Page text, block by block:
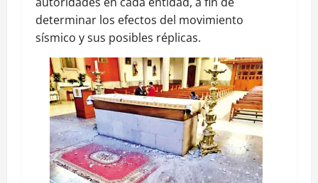
determinar los efectos del movimiento
sísmico y sus posibles réplicas.